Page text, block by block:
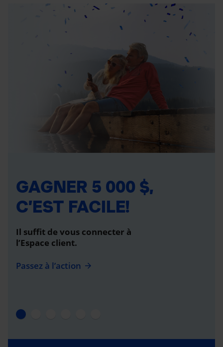
GAGNER 5 000 $,
C’EST FACILE!
Il suffit de vous connecter à
l’Espace client.
Passez à l’action